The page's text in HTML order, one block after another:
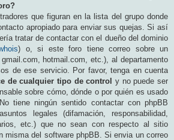
que figuran en la lista del grupo donde
apropiado para enviar sus quejas. Si así
tratar de contactar con el dueño del dominio
) o, si este foro tiene correo sobre un
hotmail.com, etc.), al departamento
de ese servicio. Por favor, tenga en cuenta
de cualquier tipo de control y no puede ser
sobre cómo, dónde o por quién es usado
tiene ningún sentido contactar con phpBB
legales (difamación, responsabilidad,
etc.) que no sean con respecto al sitio
misma del software phpBB. Si envia un correo